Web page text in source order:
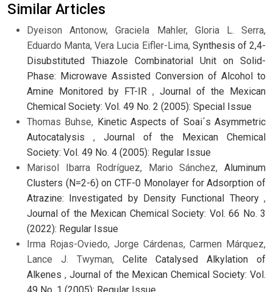
Similar Articles
Dyeison Antonow, Graciela Mahler, Gloria L. Serra,
Eduardo Manta, Vera Lucia Eifler-Lima, Synthesis of 2,4-
Disubstituted Thiazole Combinatorial Unit on Solid-
Phase: Microwave Assisted Conversion of Alcohol to
Amine Monitored by FT-IR , Journal of the Mexican
Chemical Society: Vol. 49 No. 2 (2005): Special Issue
Thomas Buhse, Kinetic Aspects of Soai´s Asymmetric
Autocatalysis , Journal of the Mexican Chemical
Society: Vol. 49 No. 4 (2005): Regular Issue
Marisol Ibarra Rodríguez, Mario Sánchez, Aluminum
Clusters (N=2-6) on CTF-0 Monolayer for Adsorption of
Atrazine: Investigated by Density Functional Theory ,
Journal of the Mexican Chemical Society: Vol. 66 No. 3
(2022): Regular Issue
Irma Rojas-Oviedo, Jorge Cárdenas, Carmen Márquez,
Lance J. Twyman, Celite Catalysed Alkylation of
Alkenes , Journal of the Mexican Chemical Society: Vol.